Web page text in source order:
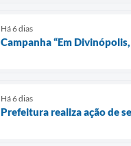
Há 6 dias
Campanha “Em
Há 6 dias
Prefeitura realiza ação de